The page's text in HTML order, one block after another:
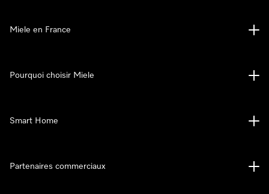
Miele en France
Pourquoi choisir Miele
Smart Home
Partenaires commerciaux